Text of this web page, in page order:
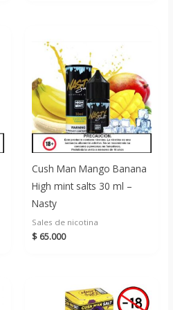
Cush Man Mango Banana
High mint salts 30 ml –
Nasty
Sales de nicotina
$ 65.000